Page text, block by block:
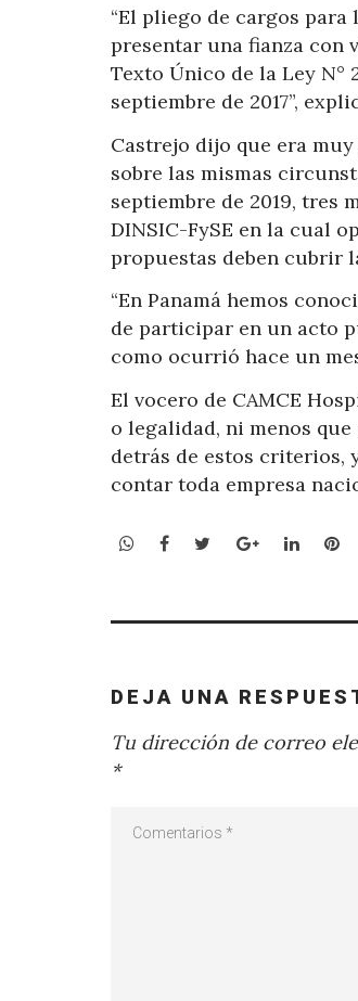
“El pliego de cargos
presentar una fianza con
Texto Único de la Ley N°
septiembre de 2017”,
Castrejo dijo que era
sobre las mismas
septiembre de 2019, tres
DINSIC-FySE en la cual
propuestas deben cubrir
“En Panamá hemos
de participar en un acto
como ocurrió hace un
El vocero de CAMCE
o legalidad, ni menos
detrás de estos criterios,
contar toda empresa
WhatsApp
Facebook
TwitterGoogle+
DEJA UNA
Tu dirección de correo
*